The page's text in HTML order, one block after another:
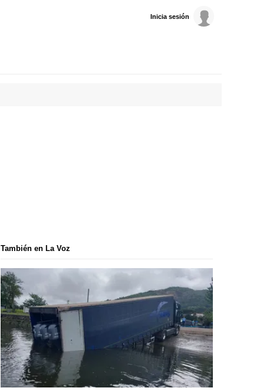
Inicia sesión
También en La Voz